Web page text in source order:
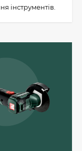
інструментів.
диск
«cordless cut
- classic», 305 x
Z56 WZ 5°
грн.